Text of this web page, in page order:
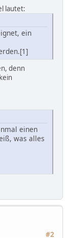
lautet:
ein
denn
einen
was alles
#2